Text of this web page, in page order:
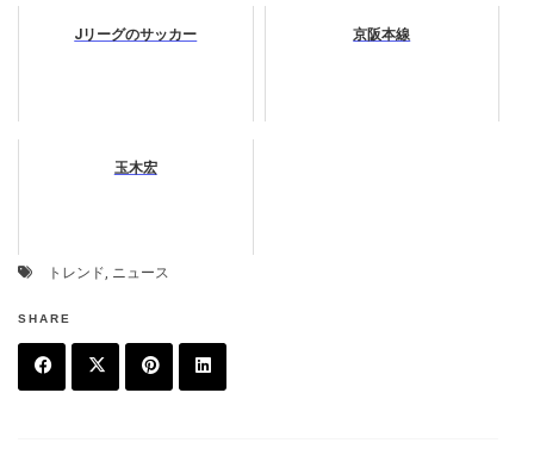
Jリーグのサッカー 京阪本線
玉木宏
トレンド, ニュース
SHARE